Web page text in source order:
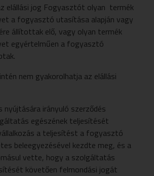
elállási jog Fogyasztót olyan termék
a fogyasztó utasítása alapján vagy
állítottak elő, vagy olyan termék
egyértelműen a fogyasztó
nem gyakorolhatja az elállási
nyújtására irányuló szerződés
egészének teljesítését
a teljesítést a fogyasztó
beleegyezésével kezdte meg, és a
vette, hogy a szolgáltatás
követően felmondási jogát